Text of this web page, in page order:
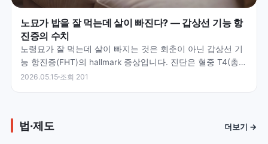
노묘가 밥을 잘 먹는데 살이 빠진다? — 갑상선 기능 항
진증의 수치
노령묘가 잘 먹는데 살이 빠지는 것은 회춘이 아닌 갑상선 기
능 항진증(FHT)의 hallmark 증상입니다. 진단은 혈중 T4(총
티록신) 수치로 확인하며 정상 범위 0.…
2026.05.15 조회 201
법·제도 더보기 →